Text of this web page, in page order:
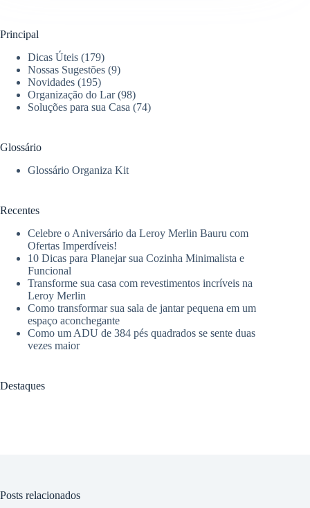
Principal
Dicas Úteis (179)
Nossas Sugestões (9)
Novidades (195)
Organização do Lar(98)
Soluções para sua Casa (74)
Glossário
Glossário Organiza Kit
Recentes
Celebre o Aniversário da Leroy Merlin Bauru com
Ofertas Imperdíveis!
10 Dicas para Planejar sua Cozinha Minimalista e
Funcional
Transforme sua casa com revestimentos incríveis na
Leroy Merlin
Como transformar sua sala de jantar pequena em um
espaço aconchegante
Como um ADU de 384 pés quadrados se sente duas
vezes maior
Destaques
Posts relacionados